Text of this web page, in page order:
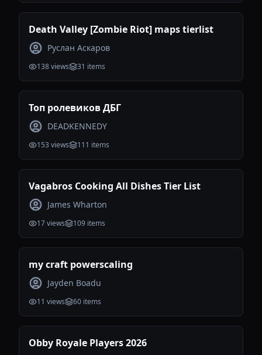
Death Valley [Zombie Riot] maps tierlist
Руслан Аскаров
138views 31 items
Топ ролевиков ДБГ
DEADKENNEDY
153views 111 items
Vagabros Cooking All Dishes Tier List
James Wharton
17views 109 items
my craft powerscaling
Jayden Boadu
11 views 60 items
Obby Royale Players 2026